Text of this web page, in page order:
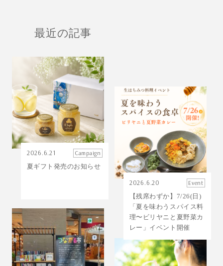
最近の記事
2026.6.21
Campaign
夏ギフト発売のお知らせ
2026.6.20
Event
【残席わずか】7/26(日)
「夏を味わうスパイス料
理〜ビリヤニと夏野菜カ
レー」イベント開催